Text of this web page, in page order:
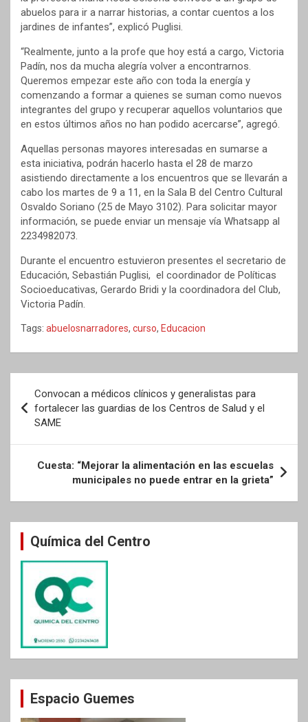
abuelos para ir a narrar historias, a contar cuentos a los
jardines de infantes”, explicó Puglisi.
“Realmente, junto a la profe que hoy está a cargo, Victoria
Padín, nos da mucha alegría volver a encontrarnos.
Queremos empezar este año con toda la energía y
comenzando a formar a quienes se suman como nuevos
integrantes del grupo y recuperar aquellos voluntarios que
en estos últimos años no han podido acercarse”, agregó.
Aquellas personas mayores interesadas en sumarse a
esta iniciativa, podrán hacerlo hasta el 28 de marzo
asistiendo directamente a los encuentros que se llevarán a
cabo los martes de 9 a 11, en la Sala B del Centro Cultural
Osvaldo Soriano (25 de Mayo 3102). Para solicitar mayor
información, se puede enviar un mensaje vía Whatsapp al
2234982073.
Durante el encuentro estuvieron presentes el secretario de
Educación, Sebastián Puglisi, el coordinador de Políticas
Socioeducativas, Gerardo Bridi y la coordinadora del Club,
Victoria Padín.
Tags: abuelosnarradores, curso, Educacion
de
entradas
Convocan a médicos clínicos y generalistas para
fortalecer las guardias de los Centros de Salud y el
SAME
Cuesta: “Mejorar la alimentación en las escuelas
municipales no puede entrar en la grieta”
Química del Centro
Espacio Guemes